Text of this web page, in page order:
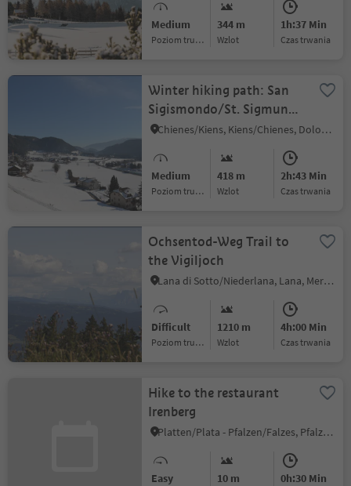
Medium
Poziom trudności
344 m
Wzlot
1h:37 Min
czas trwania
Winter hiking path: San
Sigismondo/St. Sigmund
butterfly trail
Chienes/Kiens, Kiens/Chienes, Dolomites Region Kronplatz/Plan de Corones
Medium
Poziom trudności
418 m
Wzlot
2h:43 Min
czas trwania
Ochsentod-Weg Trail to
the Vigiljoch
Lana di Sotto/Niederlana, Lana, Meran/Merano and environs
Difficult
Poziom trudności
1210 m
Wzlot
4h:00 Min
czas trwania
Hike to the restaurant
Irenberg
Platten/Plata - Pfalzen/Falzes, Pfalzen/Falzes, Dolomites Region Kronplatz/Plan de Corones
Easy 10 m 0h:30 Min